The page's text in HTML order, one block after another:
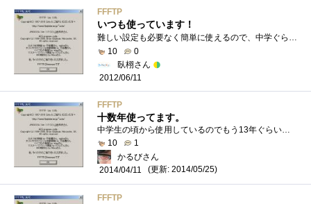
FFFTP
いつも使っています！
難しい設定も必要なく簡単に使えるので、中学ぐらいの頃から使っていました！最近は作業用のPCから、サーバー用のPCにプログラムを上げるとき�...
10
0
臥栩さん
2012/06/11
FFFTP
十数年使ってます。
10
1
かるびさん
2014/04/11
(更新: 2014/05/25)
FFFTP